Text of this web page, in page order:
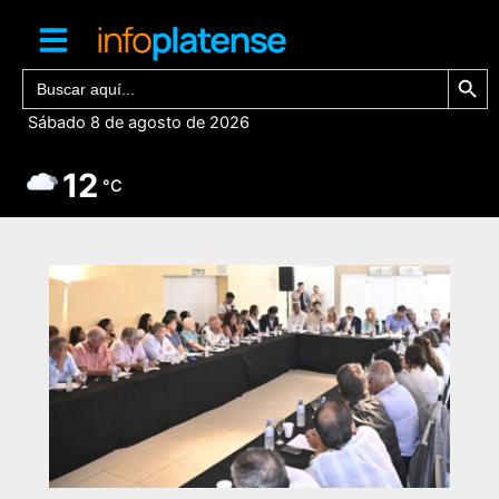
contenido
Buscar: Botón de
Sábado 8 de agosto de 2026
12 °C